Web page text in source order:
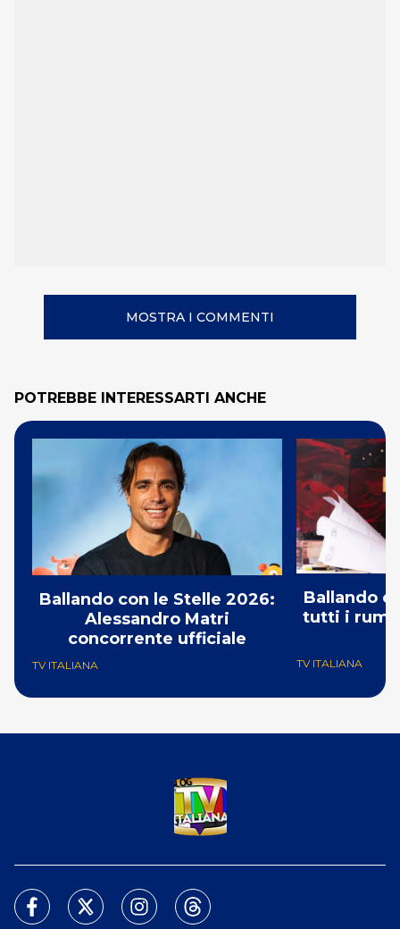
MOSTRA I COMMENTI
POTREBBE INTERESSARTI ANCHE
Ballando con le Stelle 2026:
Alessandro Matri
concorrente ufficiale
TV ITALIANA
Ballando
tutti i
TV ITALIANA